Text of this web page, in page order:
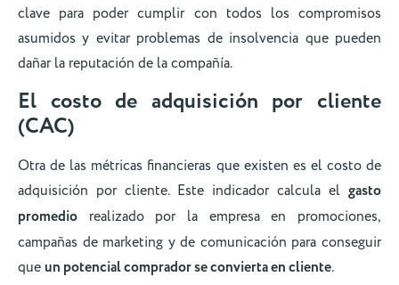
clave para poder cumplir con todos los compromisos
asumidos y evitar problemas de insolvencia que pueden
dañar la reputación de la compañía.
El costo de adquisición por cliente
(CAC)
Otra de las métricas financieras que existen es el costo de
adquisición por cliente. Este indicador calcula el gasto
promedio realizado por la empresa en promociones,
campañas de marketing y de comunicación para conseguir
queun potencial comprador se convierta en cliente.